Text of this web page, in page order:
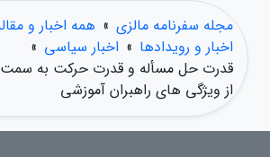
مجله سفرنامه مالزی » همه اخبار و
اخبار و رویدادها » اخبار سیاسی »
قدرت حل مسأله و قدرت حرکت به
از ویژگی های راهبران آموزشی